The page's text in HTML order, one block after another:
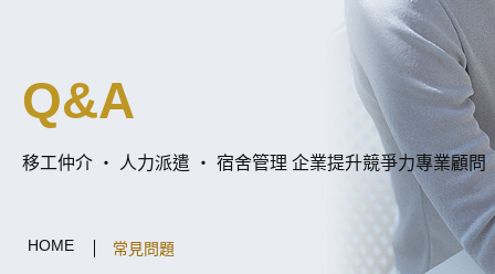
Q&A
移工仲介 ‧ 人力派遣 ‧ 宿舍管理 企業提升競爭力專業顧問
HOME 常見問題